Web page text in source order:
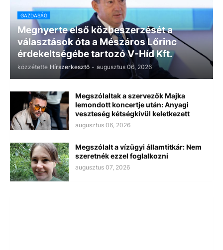
GAZDASÁG
Megnyerte első közbeszerzését a
választások óta a Mészáros Lőrinc
érdekeltségébe tartozó V-Híd Kft.
közzétette Hírszerkesztő - augusztus 06, 2026
Megszólaltak a szervezők Majka
lemondott koncertje után: Anyagi
veszteség kétségkívül keletkezett
augusztus 06, 2026
Megszólalt a vízügyi államtitkár: Nem
szeretnék ezzel foglalkozni
augusztus 07, 2026